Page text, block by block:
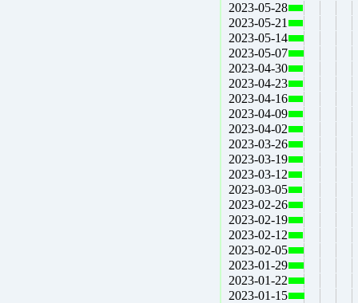
2023-05-28
2023-05-21
2023-05-14
2023-05-07
2023-04-30
2023-04-23
2023-04-16
2023-04-09
2023-04-02
2023-03-26
2023-03-19
2023-03-12
2023-03-05
2023-02-26
2023-02-19
2023-02-12
2023-02-05
2023-01-29
2023-01-22
2023-01-15